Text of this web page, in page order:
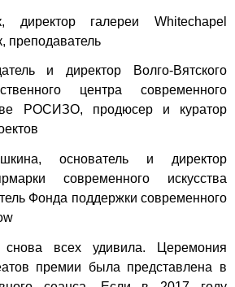
галереи Whitechapel
преподаватель
и директор Волго-Вятского
центра современного
РОСИЗО, продюсер и куратор
основатель и директор
современного искусства
Фонда поддержки современного
снова всех удивила. Церемония
премии была представлена в